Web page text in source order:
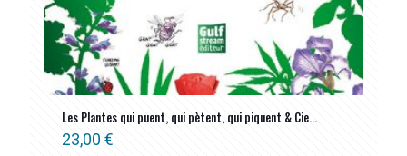
Les Plantes qui puent, qui pètent, qui piquent & Cie…
23,00 €